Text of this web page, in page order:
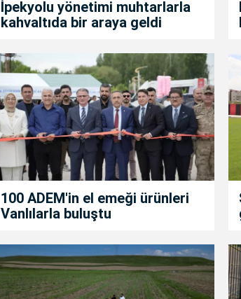
İpekyolu yönetimi muhtarlarla
kahvaltıda bir araya geldi
100 ADEM'in el emeği ürünleri
Vanlılarla buluştu